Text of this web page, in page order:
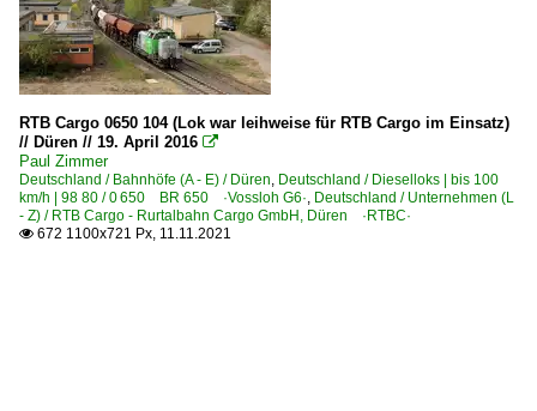
RTB Cargo 0650 104 (Lok war leihweise für RTB Cargo im Einsatz)
// Düren // 19. April 2016 
Paul Zimmer
Deutschland / Bahnhöfe (A - E) / Düren Deutschland / Dieselloks | bis 100
km/h | 98 80 / 0 650 BR 650 ·Vossloh G6· Deutschland / Unternehmen (L
- Z) / RTB Cargo - Rurtalbahn Cargo GmbH, Düren ·RTBC·
 672 1100x721 Px, 11.11.2021